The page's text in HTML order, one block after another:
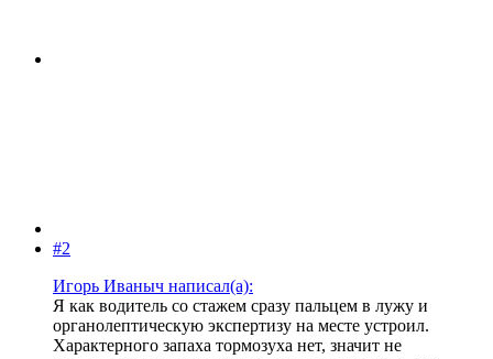
#2
Игорь Иваныч написал(а):
Я как водитель со стажем сразу пальцем в лужу и
органолептическую экспертизу на месте устроил.
Характерного запаха тормозуха нет, значит не